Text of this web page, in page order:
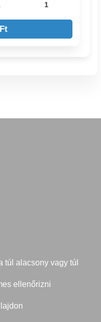
1
túl alacsony vagy túl
ellenőrizni